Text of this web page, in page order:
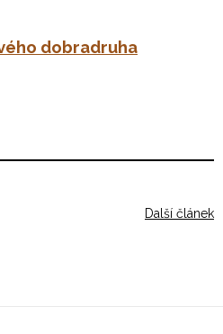
dobradruha
Další článek